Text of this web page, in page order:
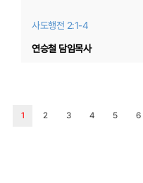
사도행전 2:1-4
연승철 담임목사
1 2 3 4 5 6